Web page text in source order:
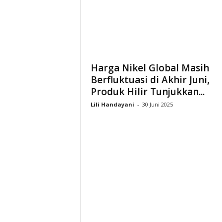
Harga Nikel Global Masih
Berfluktuasi di Akhir Juni,
Produk Hilir Tunjukkan...
Lili Handayani - 30 Juni 2025